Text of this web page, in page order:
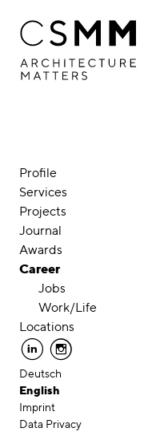
Profile
Services
Projects
Journal
Awards
Career
Jobs
Work/Life
Locations
linkedin instagram
Deutsch
English
Imprint
Data Privacy